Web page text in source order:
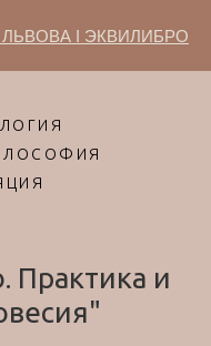
I ЭКВИЛИБРО
Практика и